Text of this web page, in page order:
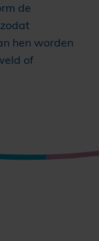
de
hen worden
of